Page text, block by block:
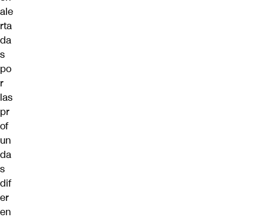
ale
rta
da
s
po
r
las
pr
of
un
da
s
dif
er
en